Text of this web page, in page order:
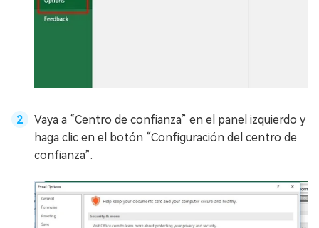
Vaya a “Centro de confianza” en el panel izquierdo y
haga clic en el botón “Configuración del centro de
confianza”.